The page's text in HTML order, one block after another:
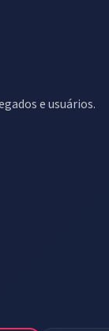
e usuários.